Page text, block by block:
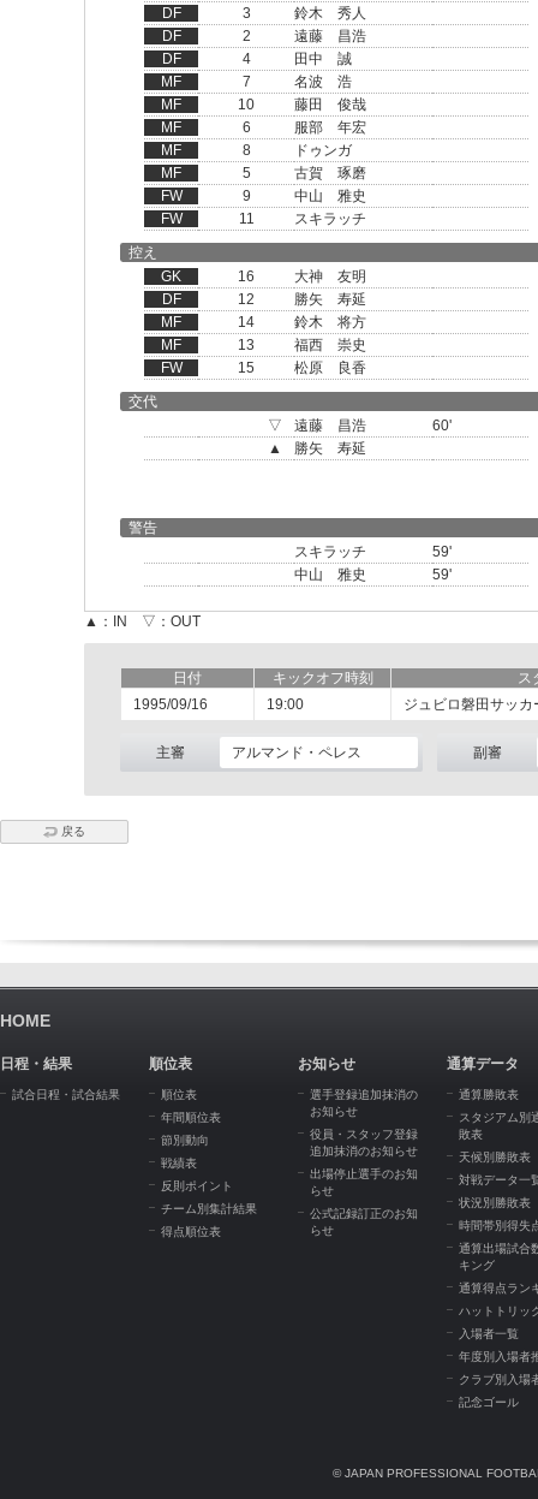
DF
3
鈴木 秀人
DF
2
遠藤 昌浩
DF
4
田中 誠
MF
7
名波 浩
MF
10
藤田 俊哉
MF
6
服部 年宏
MF
8
ドゥンガ
MF
5
古賀 琢磨
FW
9
中山 雅史
FW
11
スキラッチ
控え
GK
16
大神 友明
DF
12
勝矢 寿延
MF
14
鈴木 将方
MF
13
福西 崇史
FW
15
松原 良香
交代
▽
遠藤 昌浩
60'
▲
勝矢 寿延
警告
スキラッチ
59'
中山 雅史
59'
▲：IN ▽：OUT
日付 キックオフ時刻
ス
1995/09/16
19:00 ジュビロ磐田サッカ
主審 アルマンド・ペレス 副審
戻る
HOME
日程・結果
試合日程・試合結果
順位表
順位表
年間順位表
節別動向
戦績表
反則ポイント
チーム別集計結果
得点順位表
お知らせ
選手登録追加抹消の
お知らせ
役員・スタッフ登録
追加抹消のお知らせ
出場停止選手のお知
らせ
公式記録訂正のお知
らせ
通算データ
通算勝敗表
スタジアム別
敗表
天候別勝敗表
対戦データ一
状況別勝敗表
時間帯別得失
通算出場試合
キング
通算得点ラン
ハットトリッ
入場者一覧
年度別入場者
クラブ別入場
記念ゴール
© JAPAN PROFESSIONAL